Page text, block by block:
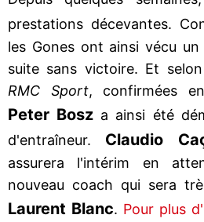
prestations décevantes.
les Gones ont ainsi vécu
suite sans victoire. Et
RMC Sport, confirmées
Peter Bosz a ainsi été
d'entraîneur. Claudio
assurera l'intérim en
nouveau coach qui sera
Laurent Blanc. Pour plus